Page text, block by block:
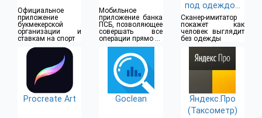
Официальное
приложение
букмекерской
организации и
ставкам на спорт
Мобильное
приложение банка
ПСБ, позволяющее
совершать все
операции прямо из
дома
под одеждой
(18+)
Сканер-имитатор
покажет как
человек выглядит
без одежды
Procreate Art Goclean
Яндекс.Про
(Таксометр)